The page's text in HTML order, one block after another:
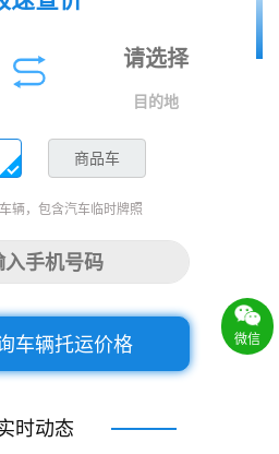
目的地
商品车
辆，包含汽车临时牌照
车辆托运价格
时动态
微信